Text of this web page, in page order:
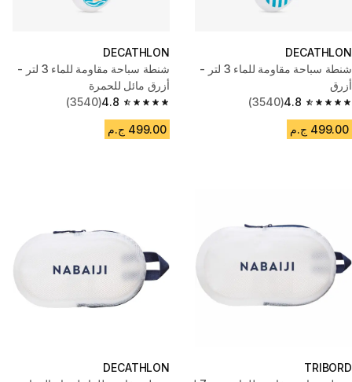
DECATHLON
شنطة سباحة مقاومة للماء 3 لتر -
أزرق
4.8
4.8 out of 5 stars from 3540 reviews
(3540)
499.00 ج.م
DECATHLON
شنطة سباحة مقاومة للماء 3 لتر -
أزرق مائل للحمرة
4.8
4.8 out of 5 stars from 3540 reviews
(3540)
499.00 ج.م
TRIBORD
DECATHLON